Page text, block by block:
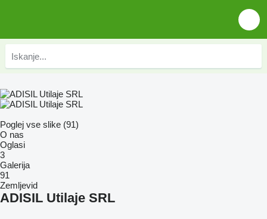
Poglej vse slike (91)
O nas
Oglasi
3
Galerija
91
Zemljevid
ADISIL Utilaje SRL